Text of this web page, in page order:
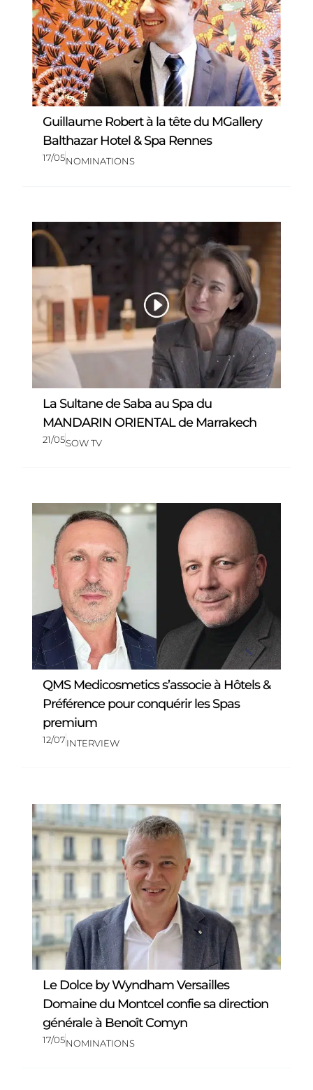
Guillaume Robert à la tête du MGallery
Balthazar Hotel & Spa Rennes
17/05NOMINATIONS
La Sultane de Saba au Spa du
MANDARIN ORIENTAL de Marrakech
21/05SOW TV
QMS Medicosmetics s’associe à Hôtels &
Préférence pour conquérir les Spas
premium
12/07INTERVIEW
Le Dolce by Wyndham Versailles
Domaine du Montcel confie sa direction
générale à Benoît Comyn
17/05NOMINATIONS